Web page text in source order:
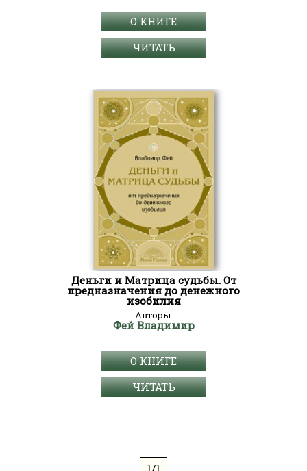
О КНИГЕ
ЧИТАТЬ
Деньги и Матрица судьбы. От
предназначения до денежного
изобилия
Авторы:
Фей Владимир
О КНИГЕ
ЧИТАТЬ